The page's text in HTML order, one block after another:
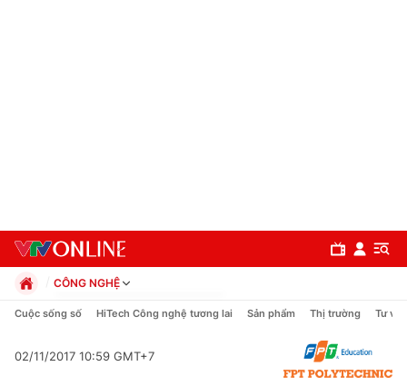
CÔNG NGHỆ
Chính trị
Pháp luật
Cuộc sống số HiTech Công nghệ tương lai Sản phẩm Thị trường Tư vấn
02/11/2017 10:59 GMT+7